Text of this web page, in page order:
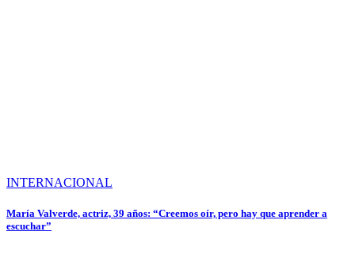
INTERNACIONAL
María Valverde, actriz, 39 años: “Creemos oír, pero hay que aprender a
escuchar”